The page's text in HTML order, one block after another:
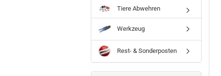
Tiere Abwehren
Werkzeug
Rest- & Sonderposten